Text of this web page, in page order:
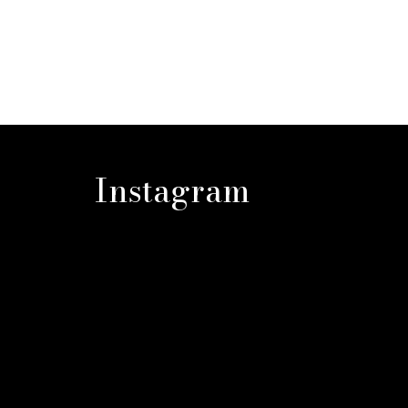
Instagram